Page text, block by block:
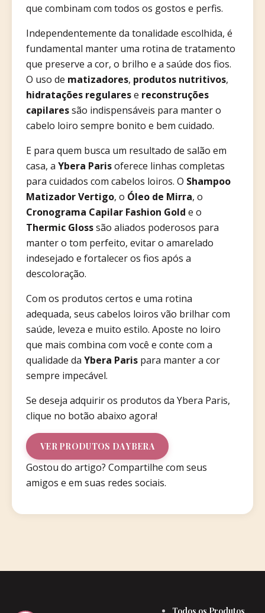
que combinam com todos os gostos e perfis.
Independentemente da tonalidade escolhida, é
fundamental manter uma rotina de tratamento
que preserve a cor, o brilho e a saúde dos fios.
O uso de matizadores, produtos nutritivos,
hidratações regularese reconstruções
capilaressão indispensáveis para manter o
cabelo loiro sempre bonito e bem cuidado.
E para quem busca um resultado de salão em
casa, a Ybera Parisoferece linhas completas
para cuidados com cabelos loiros. O Shampoo
Matizador Vertigo, o Óleo de Mirra, o
Cronograma Capilar Fashion Gold e o
Thermic Glosssão aliados poderosos para
manter o tom perfeito, evitar o amarelado
indesejado e fortalecer os fios após a
descoloração.
Com os produtos certos e uma rotina
adequada, seus cabelos loiros vão brilhar com
saúde, leveza e muito estilo. Aposte no loiro
que mais combina com você e conte com a
qualidade da Ybera Paris para manter a cor
sempre impecável.
Se deseja adquirir os produtos da Ybera Paris,
clique no botão abaixo agora!
VER PRODUTOS DA YBERA
Gostou do artigo? Compartilhe com seus
amigos e em suas redes sociais.